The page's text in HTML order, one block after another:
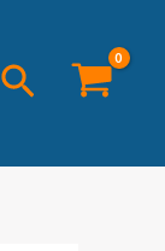
Buscar